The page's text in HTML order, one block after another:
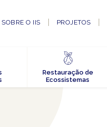
SOBRE O IIS PROJETOS
Restauração de
Ecossistemas